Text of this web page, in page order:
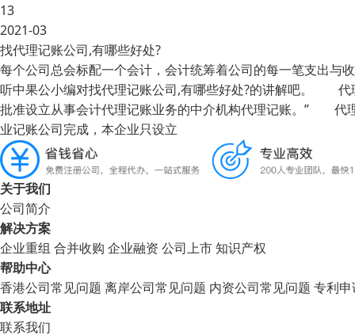
13
2021-03
找代理记账公司,有哪些好处?
每个公司总会标配一个会计，会计统筹着公司的每一笔支出与
听中果公小编对找代理记账公司,有哪些好处?的讲解吧。 代
批准设立从事会计代理记账业务的中介机构代理记账。” 代
业记账公司完成，本企业只设立
关于我们
公司简介
解决方案
企业重组合并收购 企业融资 公司上市知识产权
帮助中心
香港公司常见问题 离岸公司常见问题 内资公司常见问题 专利
联系地址
联系我们